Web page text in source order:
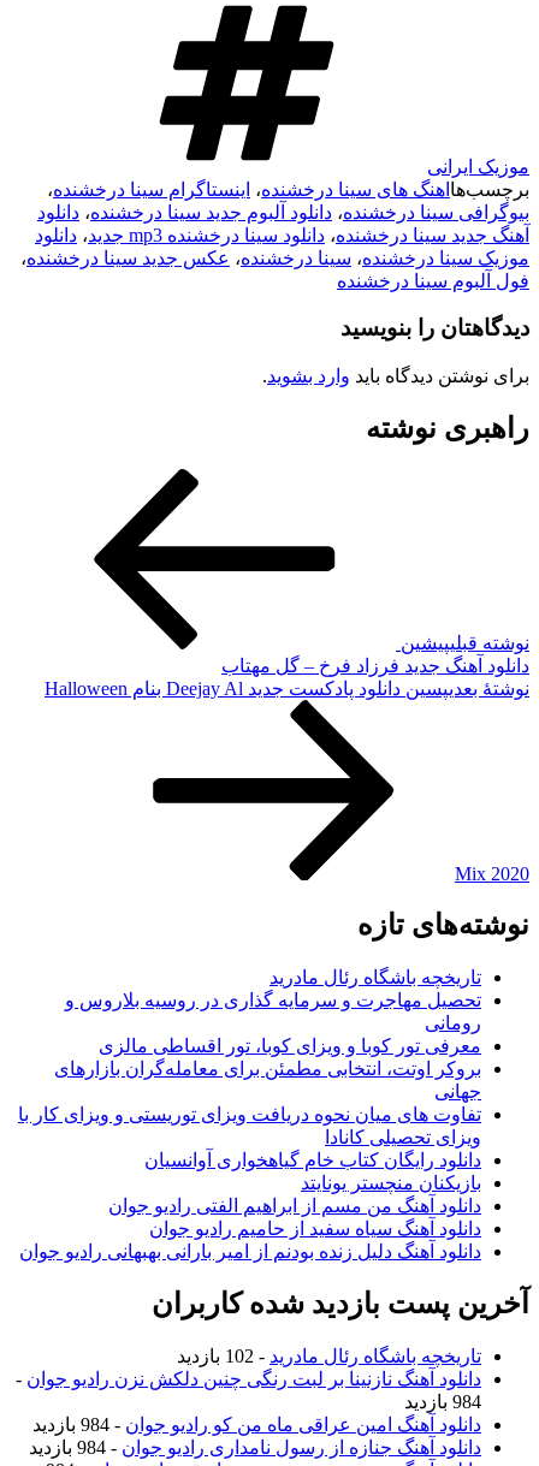
موزیک ایرانی
برچسب‌ها اهنگ های سینا درخشنده، اینستاگرام سینا درخشنده،
بیوگرافی سینا درخشنده، دانلود آلبوم جدید سینا درخشنده، دانلود
آهنگ جدید سینا درخشنده، دانلود سینا درخشنده mp3 جدید ، دانلود
موزیک سینا درخشنده، سینا درخشنده، عکس جدید سینا درخشنده،
فول آلبوم سینا درخشنده
دیدگاهتان را بنویسید
برای نوشتن دیدگاه باید وارد بشوید.
راهبری نوشته
نوشته قبلیپیشین
دانلود آهنگ جدید فرزاد فرخ – گل مهتاب
نوشته‌ٔ بعدیپسین دانلود پادکست جدید Deejay Al بنام Halloween
Mix 2020
نوشته‌های تازه
تاریخچه باشگاه رئال مادرید
تحصیل مهاجرت و سرمایه گذاری در روسیه بلاروس و
رومانی
معرفی تور کوبا و ویزای کوبا، تور اقساطی مالزی
بروکر اوتت، انتخابی مطمئن برای معامله‌گران بازارهای
جهانی
تفاوت های میان نحوه دریافت ویزای توریستی و ویزای کار با
ویزای تحصیلی کانادا
دانلود رایگان کتاب خام گیاهخواری آوانسیان
بازیکنان منچستر یونایتد
دانلود آهنگ من مسم از ابراهیم الفتی رادیو جوان
دانلود آهنگ سیاه سفید از حامیم رادیو جوان
دانلود آهنگ دلیل زنده بودنم از امیر بارانی بهبهانی رادیو جوان
آخرین پست بازدید شده کاربران
تاریخچه باشگاه رئال مادرید - 102 بازدید
دانلود آهنگ نازنینا بر لبت رنگی چنین دلکش نزن رادیو جوان -
984 بازدید
دانلود آهنگ امین عراقی ماه من کو رادیو جوان - 984 بازدید
دانلود آهنگ جنازه از رسول نامداری رادیو جوان - 984 بازدید